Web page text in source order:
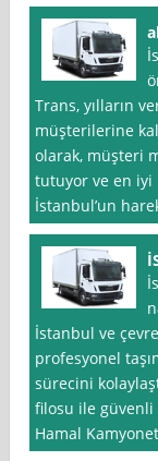
Trans, yılların
müşterilerine
olarak, müşteri
tutuyor ve en iyi
İstanbul’un
İstanbul ve
profesyonel
sürecini
filosu ile güvenli
Hamal